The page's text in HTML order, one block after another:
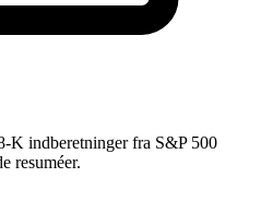
K indberetninger fra S&P 500
resuméer.